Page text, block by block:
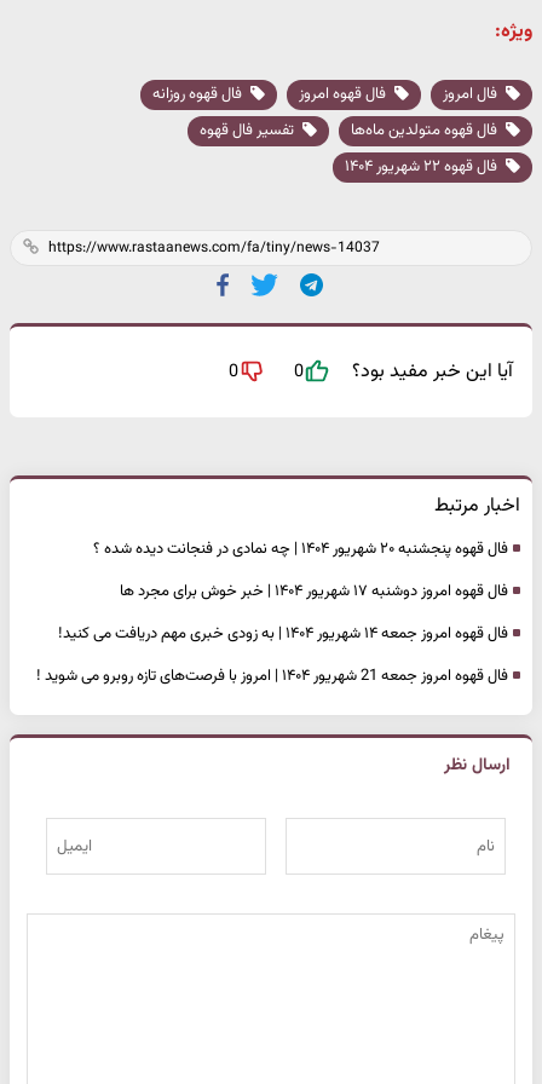
ویژه:
فال امروز فال قهوه امروز
فال قهوه روزانه
فال قهوه متولدین ماه‌ها
تفسیر فال قهوه
فال قهوه ۲۲ شهریور ۱۴۰۴
آیا این خبر مفید بود؟ 0
0
اخبار مرتبط
فال قهوه پنجشنبه ۲۰ شهریور ۱۴۰۴ | چه نمادی در فنجانت دیده شده ؟
فال قهوه امروز دوشنبه ۱۷ شهریور ۱۴۰۴ | خبر خوش برای مجرد ها
فال قهوه امروز جمعه ۱۴ شهریور ۱۴۰۴ | به زودی خبری مهم دریافت می کنید!
فال قهوه امروز جمعه 21 شهریور ۱۴۰۴ | امروز با فرصت‌های تازه روبرو می شوید !
ارسال نظر